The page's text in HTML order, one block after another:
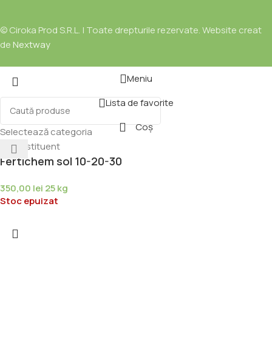
© Ciroka Prod S.R.L. | Toate drepturile rezervate. Website creat
de Nextway
Selectează categoria
Meniu
Lista de favorite
Coș
Fertichem sol 10-20-30
350,00 lei 25 kg
Stoc epuizat